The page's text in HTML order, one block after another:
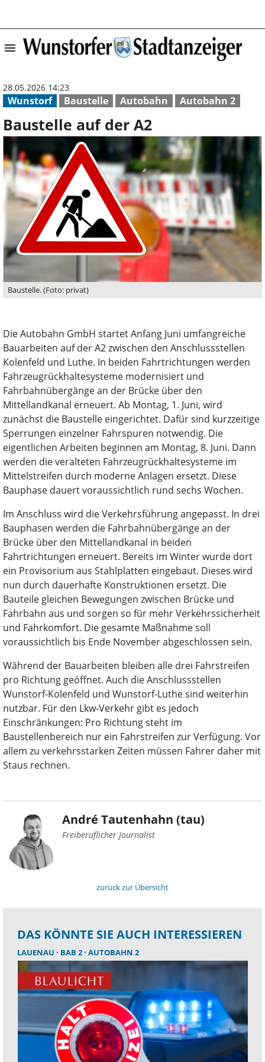
menu Baustelle auf
Wunstorf Baustelle Autobahn Autobahn 2
28.05.2026 14:23
Baustelle auf der A2
Baustelle. (Foto: privat)
Die Autobahn GmbH startet Anfang Juni umfangreiche
Bauarbeiten auf der A2 zwischen den Anschlussstellen
Kolenfeld und Luthe. In beiden Fahrtrichtungen werden
Fahrzeugrückhaltesysteme modernisiert und
Fahrbahnübergänge an der Brücke über den
Mittellandkanal erneuert. Ab Montag, 1. Juni, wird
zunächst die Baustelle eingerichtet. Dafür sind kurzzeitige
Sperrungen einzelner Fahrspuren notwendig. Die
eigentlichen Arbeiten beginnen am Montag, 8. Juni. Dann
werden die veralteten Fahrzeugrückhaltesysteme im
Mittelstreifen durch moderne Anlagen ersetzt. Diese
Bauphase dauert voraussichtlich rund sechs Wochen.
Im Anschluss wird die Verkehrsführung angepasst. In drei
Bauphasen werden die Fahrbahnübergänge an der
Brücke über den Mittellandkanal in beiden
Fahrtrichtungen erneuert. Bereits im Winter wurde dort
ein Provisorium aus Stahlplatten eingebaut. Dieses wird
nun durch dauerhafte Konstruktionen ersetzt. Die
Bauteile gleichen Bewegungen zwischen Brücke und
Fahrbahn aus und sorgen so für mehr Verkehrssicherheit
und Fahrkomfort. Die gesamte Maßnahme soll
voraussichtlich bis Ende November abgeschlossen sein.
Während der Bauarbeiten bleiben alle drei Fahrstreifen
pro Richtung geöffnet. Auch die Anschlussstellen
Wunstorf-Kolenfeld und Wunstorf-Luthe sind weiterhin
nutzbar. Für den Lkw-Verkehr gibt es jedoch
Einschränkungen: Pro Richtung steht im
Baustellenbereich nur ein Fahrstreifen zur Verfügung. Vor
allem zu verkehrsstarken Zeiten müssen Fahrer daher mit
Staus rechnen.
André Tautenhahn (tau)
Freiberuflicher Journalist
zurück zur Übersicht
DAS KÖNNTE SIE AUCH INTERESSIEREN
LAUENAU BAB 2 AUTOBAHN 2